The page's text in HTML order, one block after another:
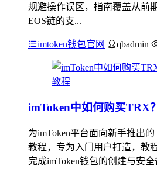
规避操作误区，指南覆盖从前
EOS链的支...
imtoken钱包官网 qbadmin
imToken中如何购买TRX
为imToken平台面向新手推出
教程，专为入门用户打造，教
完成imToken钱包的创建与安